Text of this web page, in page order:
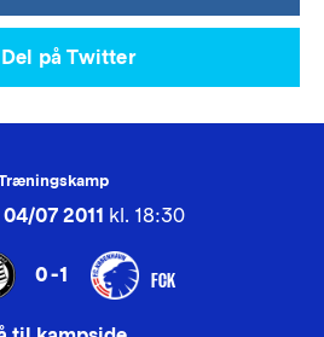
Del på Twitter
07 2011 kl. 18:30
0-1 FCK